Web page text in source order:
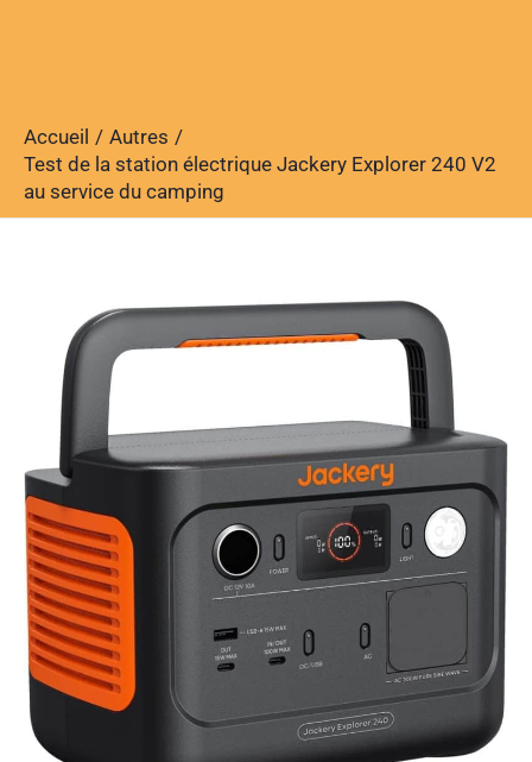
Accueil
Autres
Test de la station électrique Jackery Explorer 240 V2
au service du camping